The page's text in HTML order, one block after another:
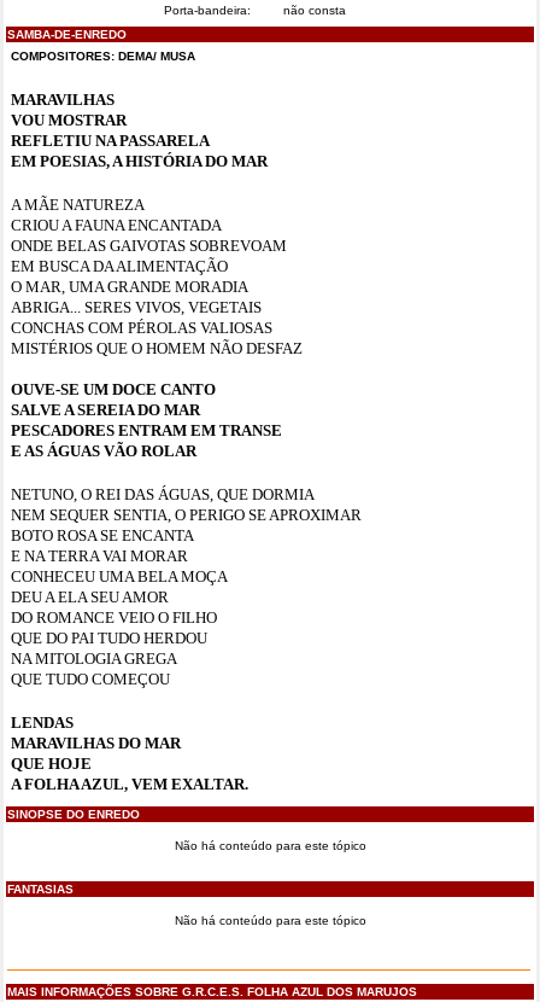
Porta-bandeira:
não consta
SAMBA-DE-ENREDO
COMPOSITORES: DEMA/ MUSA
MARAVILHAS
VOU MOSTRAR
REFLETIU NA PASSARELA
EM POESIAS, A HISTÓRIA DO MAR
A MÃE NATUREZA
CRIOU A FAUNA ENCANTADA
ONDE BELAS GAIVOTAS SOBREVOAM
EM BUSCA DA ALIMENTAÇÃO
O MAR, UMA GRANDE MORADIA
ABRIGA... SERES VIVOS, VEGETAIS
CONCHAS COM PÉROLAS VALIOSAS
MISTÉRIOS QUE O HOMEM NÃO DESFAZ
OUVE-SE UM DOCE CANTO
SALVE A SEREIA DO MAR
PESCADORES ENTRAM EM TRANSE
E AS ÁGUAS VÃO ROLAR
NETUNO, O REI DAS ÁGUAS, QUE DORMIA
NEM SEQUER SENTIA, O PERIGO SE APROXIMAR
BOTO ROSA SE ENCANTA
E NA TERRA VAI MORAR
CONHECEU UMA BELA MOÇA
DEU A ELA SEU AMOR
DO ROMANCE VEIO O FILHO
QUE DO PAI TUDO HERDOU
NA MITOLOGIA GREGA
QUE TUDO COMEÇOU
LENDAS
MARAVILHAS DO MAR
QUE HOJE
A FOLHA AZUL, VEM EXALTAR.
SINOPSE DO ENREDO
Não há conteúdo para este tópico
FANTASIAS
Não há conteúdo para este tópico
MAIS INFORMAÇÕES SOBRE G.R.C.E.S. FOLHA AZUL DOS MARUJOS